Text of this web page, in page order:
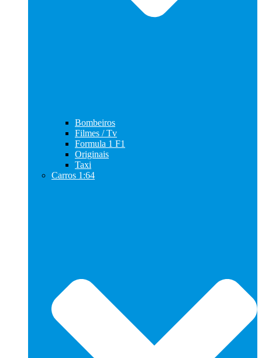
Bombeiros
Filmes / Tv
Formula 1 F1
Originais
Taxi
Carros 1:64